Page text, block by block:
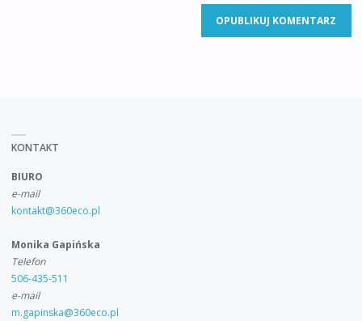
KONTAKT
BIURO
e-mail
kontakt@360eco.pl
Monika Gapińska
Telefon
506-435-511
e-mail
m.gapinska@360eco.pl